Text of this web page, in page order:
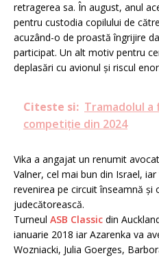
retragerea sa. În august, anul
pentru custodia copilului de
acuzând-o de proastă îngrijire
participat. Un alt motiv pentru
deplasări cu avionul și riscul
Citeste si: Tramadolul
competiție din 2024
Vika a angajat un renumit
Valner, cel mai bun din Israel,
revenirea pe circuit înseamnă și
judecătorească.
Turneul ASB Classic din
ianuarie 2018 iar Azarenka va
Wozniacki, Julia Goerges,